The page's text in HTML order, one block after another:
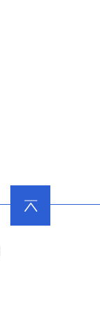
の先頭
へ戻る